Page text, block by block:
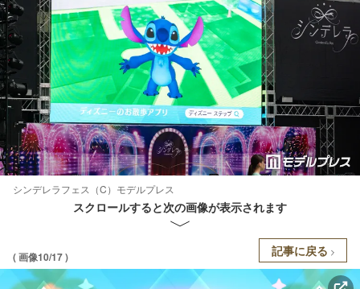
シンデレラフェス（C）モデルプレス
スクロールすると次の画像が表示されます
( 画像10/17 ) 記事に戻る